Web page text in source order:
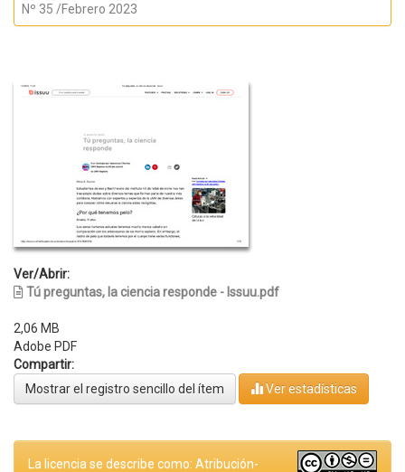
Nº 35 /Febrero 2023
Ver/Abrir:
Tú preguntas, la ciencia responde - Issuu.pdf
2,06 MB
Adobe PDF
Compartir:
Mostrar el registro sencillo del ítem
Ver estadísticas
La licencia se describe como: Atribución-